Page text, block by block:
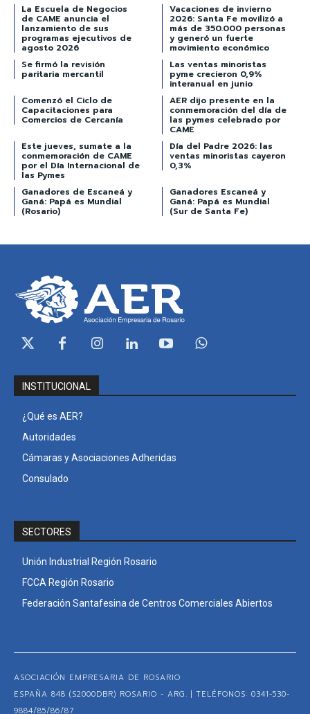
La Escuela de Negocios
de CAME anuncia el
lanzamiento de sus
programas ejecutivos de
agosto 2026
Vacaciones de invierno
2026: Santa Fe movilizó a
más de 350.000 personas
y generó un fuerte
movimiento económico
Se firmó la revisión
paritaria mercantil
Las ventas minoristas
pyme crecieron 0,9%
interanual en junio
Comenzó el Ciclo de
Capacitaciones para
Comercios de Cercanía
AER dijo presente en la
conmemoración del día de
las pymes celebrado por
CAME
Este jueves, sumate a la
conmemoración de CAME
por el Día Internacional de
las Pymes
Día del Padre 2026: las
ventas minoristas cayeron
0,3%
Ganadores de Escaneá y
Ganá: Papá es Mundial
(Rosario)
Ganadores Escaneá y
Ganá: Papá es Mundial
(Sur de Santa Fe)
INSTITUCIONAL
¿Qué es AER?
Autoridades
Cámaras y Asociaciones Adheridas
Consulado
SECTORES
Unión Industrial Región Rosario
FCCA Región Rosario
Federación Santafesina de Centros Comerciales Abiertos
ASOCIACIÓN EMPRESARIA DE ROSARIO
ESPAÑA 848 (S2000DBR) ROSARIO - ARG. | TELÉFONOS: 0341-530-
9884/85/86/87